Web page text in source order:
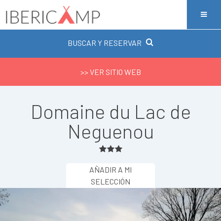
BUSCAR Y RESERVAR
>> VER SITIO WEB
Domaine du Lac de
Neguenou
AÑADIR A MI
SELECCIÓN